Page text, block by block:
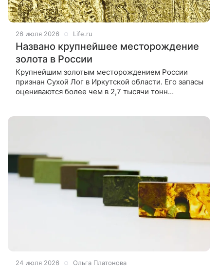
26 июля 2026 Life.ru
Названо крупнейшее месторождение
золота в России
Крупнейшим золотым месторождением России
признан Сухой Лог в Иркутской области. Его запасы
оцениваются более чем в 2,7 тысячи тонн
24 июля 2026 Ольга Платонова